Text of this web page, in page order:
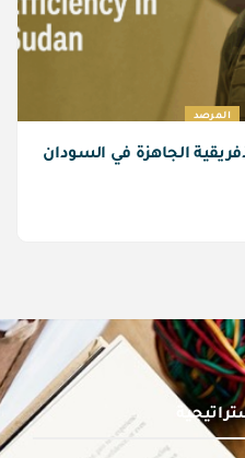
المرصد
الجاهزة في السودان